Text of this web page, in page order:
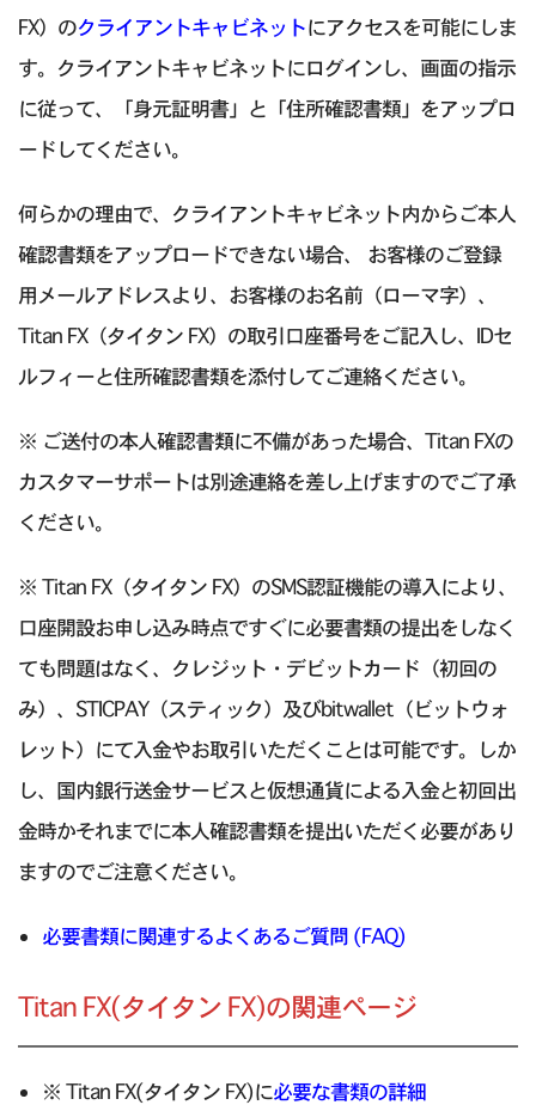
FX）のクライアントキャビネットにアクセスを可能にしま
す。クライアントキャビネットにログインし、画面の指示
に従って、「身元証明書」と「住所確認書類」をアップロ
ードしてください。
何らかの理由で、クライアントキャビネット内からご本人
確認書類をアップロードできない場合、 お客様のご登録
用メールアドレスより、お客様のお名前（ローマ字）、
Titan FX（タイタン FX）の取引口座番号をご記入し、IDセ
ルフィーと住所確認書類を添付してご連絡ください。
※ ご送付の本人確認書類に不備があった場合、Titan FXの
カスタマーサポートは別途連絡を差し上げますのでご了承
ください。
※ Titan FX（タイタン FX）のSMS認証機能の導入により、
口座開設お申し込み時点ですぐに必要書類の提出をしなく
ても問題はなく、クレジット・デビットカード（初回の
み）、STICPAY（スティック）及びbitwallet（ビットウォ
レット）にて入金やお取引いただくことは可能です。しか
し、国内銀行送金サービスと仮想通貨による入金と初回出
金時かそれまでに本人確認書類を提出いただく必要があり
ますのでご注意ください。
必要書類に関連するよくあるご質問 (FAQ)
Titan FX(タイタン FX)の関連ページ
※ Titan FX(タイタン FX)に必要な書類の詳細